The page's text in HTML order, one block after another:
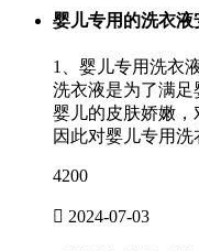
婴儿专用的洗衣液
1、婴儿专用洗衣
洗衣液是为了满
婴儿的皮肤娇嫩，
因此对婴儿专用
4200
 2024-07-03